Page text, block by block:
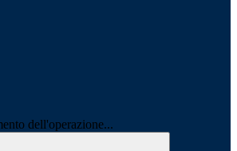
dell'operazione...